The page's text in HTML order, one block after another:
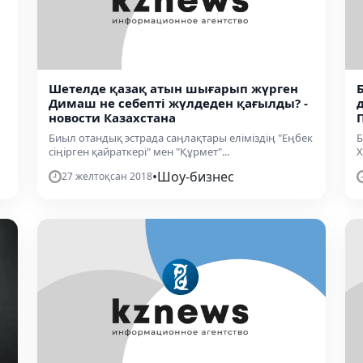
Шетелде қазақ атын шығарып жүрген
Димаш не себепті жүлдеден қағылды? -
новости Казахстана
Биыл отандық эстрада саңлақтары еліміздің "Еңбек
сіңірген қайраткері" мен "Құрмет"...
27 желтоқсан 2018•Шоу-бизнес